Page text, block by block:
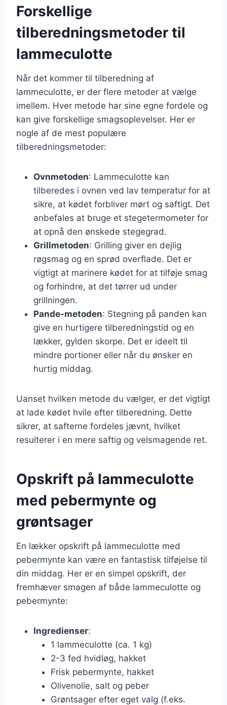
Forskellige
tilberedningsmetoder til
lammeculotte
Når det kommer til tilberedning af
lammeculotte, er der flere metoder at vælge
imellem. Hver metode har sine egne fordele og
kan give forskellige smagsoplevelser. Her er
nogle af de mest populære
tilberedningsmetoder:
Ovnmetoden: Lammeculotte kan
tilberedes i ovnen ved lav temperatur for at
sikre, at kødet forbliver mørt og saftigt. Det
anbefales at bruge et stegetermometer for
at opnå den ønskede stegegrad.
Grillmetoden: Grilling giver en dejlig
røgsmag og en sprød overflade. Det er
vigtigt at marinere kødet for at tilføje smag
og forhindre, at det tørrer ud under
grillningen.
Pande-metoden: Stegning på panden kan
give en hurtigere tilberedningstid og en
lækker, gylden skorpe. Det er ideelt til
mindre portioner eller når du ønsker en
hurtig middag.
Uanset hvilken metode du vælger, er det vigtigt
at lade kødet hvile efter tilberedning. Dette
sikrer, at safterne fordeles jævnt, hvilket
resulterer i en mere saftig og velsmagende ret.
Opskrift på lammeculotte
med pebermynte og
grøntsager
En lækker opskrift på lammeculotte med
pebermynte kan være en fantastisk tilføjelse til
din middag. Her er en simpel opskrift, der
fremhæver smagen af både lammeculotte og
pebermynte:
Ingredienser:
1 lammeculotte (ca. 1 kg)
2-3 fed hvidløg, hakket
Frisk pebermynte, hakket
Olivenolie, salt og peber
Grøntsager efter eget valg (f.eks.